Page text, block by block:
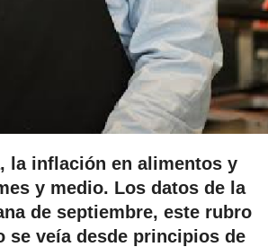
la inflación en alimentos y
y medio. Los datos de la
de septiembre, este rubro
se veía desde principios de